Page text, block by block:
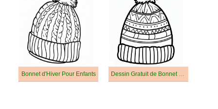
Bonnet d'Hiver Pour Enfants Dessin Gratuit de Bonnet d'Hiver